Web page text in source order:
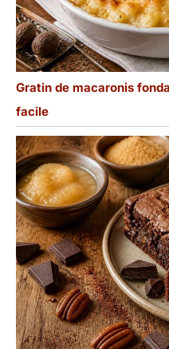
Gratin de macaronis
facile